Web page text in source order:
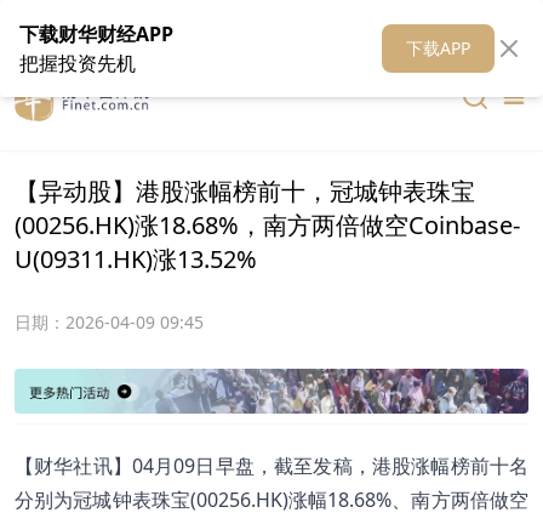
在线客服 关于我们 财华媒体矩阵 财华智库
【异动股】港股涨幅榜前十，冠城钟表珠宝
(00256.HK)涨18.68%，南方两倍做空Coinbase-
U(09311.HK)涨13.52%
日期： 2026-04-09 09:45
【财华社讯】04月09日早盘，截至发稿，港股涨幅榜前十名
分别为冠城钟表珠宝(00256.HK)涨幅18.68%、南方两倍做空
下载财华财经APP
把握投资先机
下载APP